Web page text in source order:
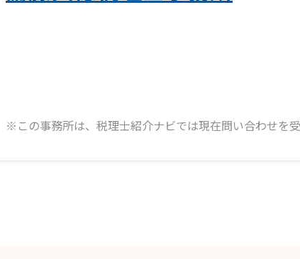
※この事務所は、税理士紹介ナビでは現在問い合わせを受